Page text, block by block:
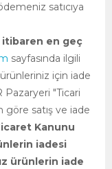
satıcıya
itibaren en geç
sayfasında ilgili
için iade
Pazaryeri "Ticari
göre satış ve iade
Kanunu
iadesi
ürünlerin iade